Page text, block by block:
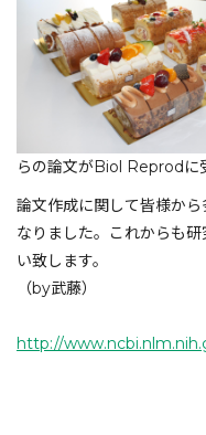
らの論文がBiol Reprodに
論文作成に関して皆様か
なりました。これからも
い致します。
（by武藤）
http://